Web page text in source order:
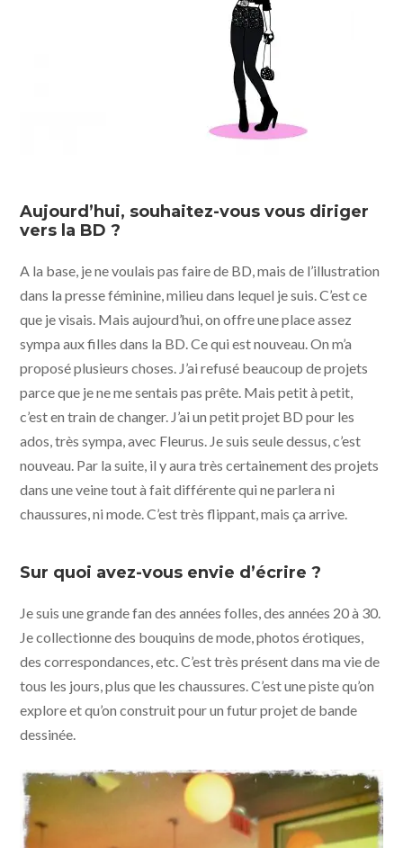
Aujourd’hui, souhaitez-vous vous diriger
vers la BD ?
A la base, je ne voulais pas faire de BD, mais de l’illustration
dans la presse féminine, milieu dans lequel je suis. C’est ce
que je visais. Mais aujourd’hui, on offre une place assez
sympa aux filles dans la BD. Ce qui est nouveau. On m’a
proposé plusieurs choses. J’ai refusé beaucoup de projets
parce que je ne me sentais pas prête. Mais petit à petit,
c’est en train de changer. J’ai un petit projet BD pour les
ados, très sympa, avec Fleurus. Je suis seule dessus, c’est
nouveau. Par la suite, il y aura très certainement des projets
dans une veine tout à fait différente qui ne parlera ni
chaussures, ni mode. C’est très flippant, mais ça arrive.
Sur quoi avez-vous envie d’écrire ?
Je suis une grande fan des années folles, des années 20 à 30.
Je collectionne des bouquins de mode, photos érotiques,
des correspondances, etc. C’est très présent dans ma vie de
tous les jours, plus que les chaussures. C’est une piste qu’on
explore et qu’on construit pour un futur projet de bande
dessinée.